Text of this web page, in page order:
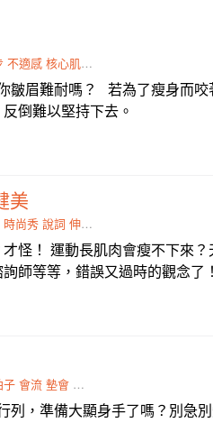
不適感 核心肌群
皺眉難耐嗎？ 若為了瘦身而咬
倒難以堅持下去。
美
時尚秀 說詞 伸展台
怪！ 運動長肌肉會瘦不下來？
師等等，錯誤又過時的觀念了
子 會流 墊會 穿衣鏡
，準備大顯身手了嗎？別急別